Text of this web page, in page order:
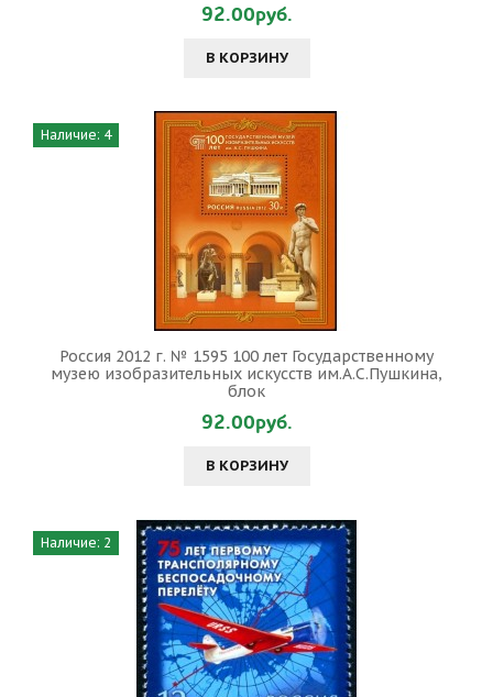
92.00руб.
В КОРЗИНУ
Наличие: 4
Россия 2012 г. № 1595 100 лет Государственному
музею изобразительных искусств им.А.С.Пушкина,
блок
92.00руб.
В КОРЗИНУ
Наличие: 2